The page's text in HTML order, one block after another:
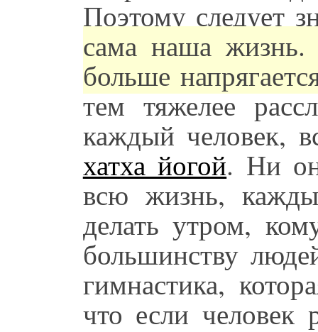
Поэтому следует
сама наша
больше
тем тяжелее
каждый человек,
хатха йогой. Ни
всю жизнь,
делать утром,
большинству
гимнастика,
что если человек